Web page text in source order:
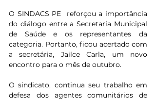
O SINDACS PE  reforçou a importância
do diálogo entre a Secretaria Municipal
de Saúde e os representantes da
categoria. Portanto, ficou acertado com
a secretária, Jailce Carla, um novo
encontro para o mês de outubro.
O sindicato, continua seu trabalho em
defesa dos agentes comunitários de